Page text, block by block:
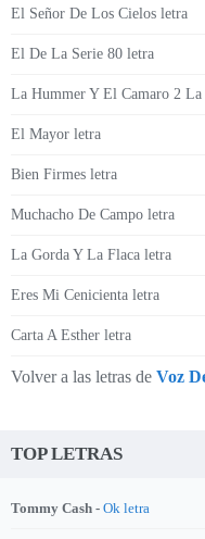
El Señor De Los Cielos letra
El De La Serie 80 letra
La Hummer Y El Camaro 2 La
El Mayor letra
Bien Firmes letra
Muchacho De Campo letra
La Gorda Y La Flaca letra
Eres Mi Cenicienta letra
Carta A Esther letra
Volver a las letras de Voz
TOP LETRAS
Tommy Cash - Ok letra